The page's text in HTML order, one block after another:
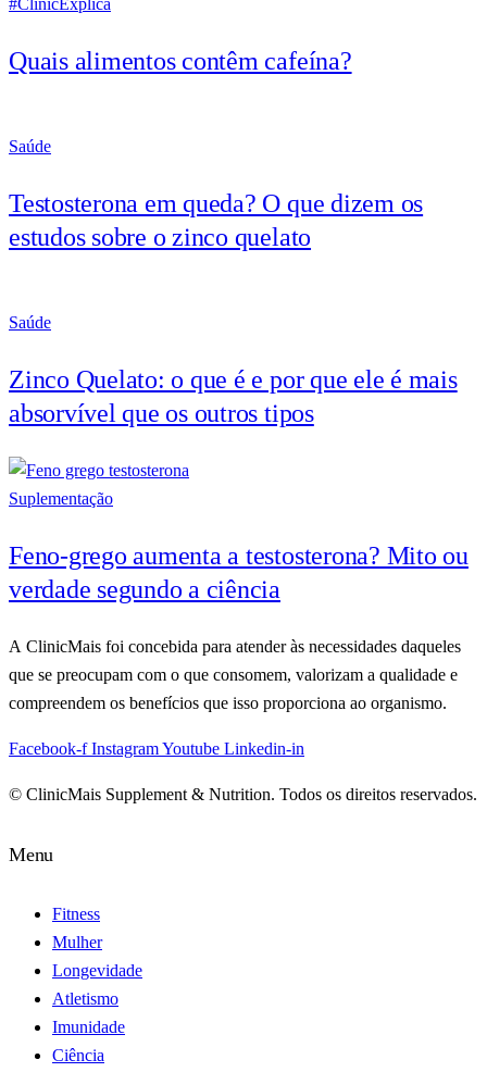
#ClinicExplica
Quais alimentos contêm cafeína?
Saúde
Testosterona em queda? O que dizem os
estudos sobre o zinco quelato
Saúde
Zinco Quelato: o que é e por que ele é mais
absorvível que os outros tipos
Suplementação
Feno-grego aumenta a testosterona? Mito ou
verdade segundo a ciência
A ClinicMais foi concebida para atender às necessidades daqueles
que se preocupam com o que consomem, valorizam a qualidade e
compreendem os benefícios que isso proporciona ao organismo.
Facebook-f InstagramYoutube Linkedin-in
© ClinicMais Supplement & Nutrition. Todos os direitos reservados.
Menu
Fitness
Mulher
Longevidade
Atletismo
Imunidade
Ciência